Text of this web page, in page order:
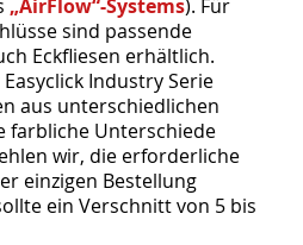
„AirFlow“-Systems). Für
sind passende
Eckfliesen erhältlich.
Industry Serie
aus unterschiedlichen
farbliche Unterschiede
wir, die erforderliche
einzigen Bestellung
ein Verschnitt von 5 bis